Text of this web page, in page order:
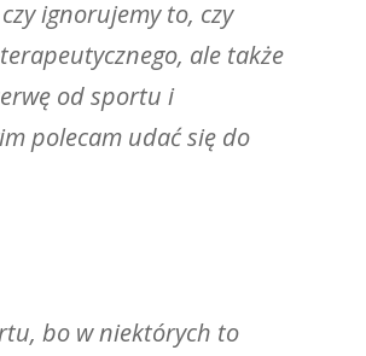
ignorujemy to, czy
ale także
od sportu i
polecam udać się do
bo w niektórych to